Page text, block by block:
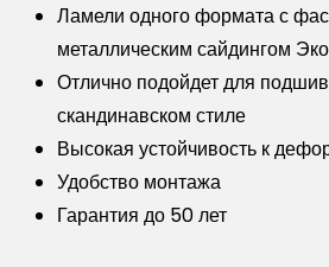
Wood
TwinColor
Ламели одного формата с
металлическим сайдингом
Отлично подойдет для
скандинавском стиле
Высокая устойчивость к
Удобство монтажа
Гарантия до 50 лет